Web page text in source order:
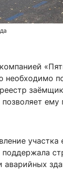
ему
участка
аварийных